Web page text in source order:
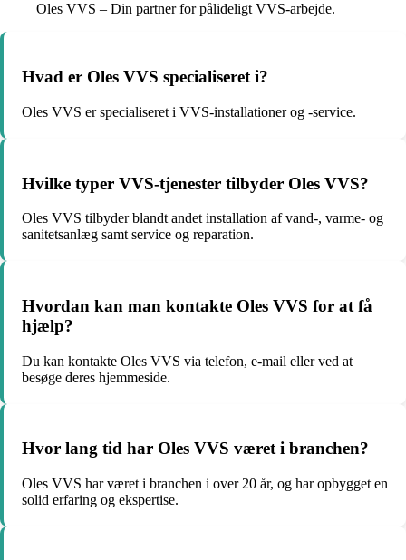
Oles VVS – Din partner for pålideligt VVS-arbejde.
Hvad er Oles VVS specialiseret i?
Oles VVS er specialiseret i VVS-installationer og -service.
Hvilke typer VVS-tjenester tilbyder Oles VVS?
Oles VVS tilbyder blandt andet installation af vand-, varme- og
sanitetsanlæg samt service og reparation.
Hvordan kan man kontakte Oles VVS for at få
hjælp?
Du kan kontakte Oles VVS via telefon, e-mail eller ved at
besøge deres hjemmeside.
Hvor lang tid har Oles VVS været i branchen?
Oles VVS har været i branchen i over 20 år, og har opbygget en
solid erfaring og ekspertise.